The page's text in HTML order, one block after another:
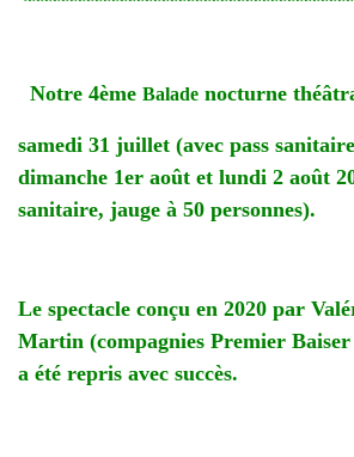
Notre 4ème Baladenocturne
samedi 31 juillet (avec pass
dimanche 1er août et lundi 2 août
sanitaire, jauge à 50 personnes).
Le spectacle conçu en 2020 par
Martin (compagnies Premier
a été repris avec succès.